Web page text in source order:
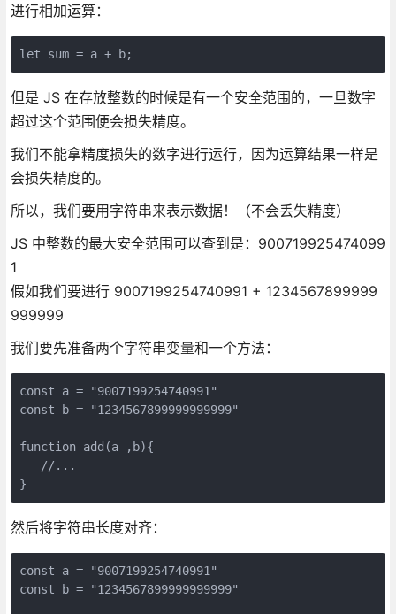
进行相加运算：
但是 JS 在存放整数的时候是有一个安全范围的，一旦数字
超过这个范围便会损失精度。
我们不能拿精度损失的数字进行运行，因为运算结果一样是
会损失精度的。
所以，我们要用字符串来表示数据！（不会丢失精度）
JS 中整数的最大安全范围可以查到是：900719925474099
1
假如我们要进行 9007199254740991 + 1234567899999
999999
我们要先准备两个字符串变量和一个方法：
const a = "9007199254740991"
const b = "1234567899999999999"
function add(a ,b){
   //...
然后将字符串长度对齐：
const a = "9007199254740991"
const b = "1234567899999999999"